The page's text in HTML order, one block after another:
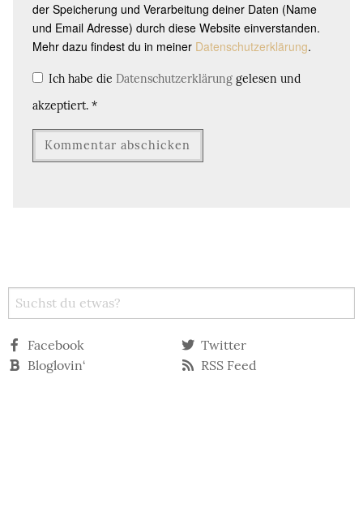
der Speicherung und Verarbeitung deiner Daten (Name
und Email Adresse) durch diese Website einverstanden.
Mehr dazu findest du in meiner Datenschutzerklärung.
Ich habe die Datenschutzerklärung gelesen und
akzeptiert. *
Facebook
Twitter
Bloglovin‘
RSS Feed